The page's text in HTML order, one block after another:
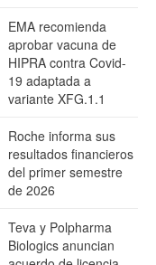
EMA recomienda
aprobar vacuna de
HIPRA contra Covid-
19 adaptada a
variante XFG.1.1
Roche informa sus
resultados financieros
del primer semestre
de 2026
Teva y Polpharma
Biologics anuncian